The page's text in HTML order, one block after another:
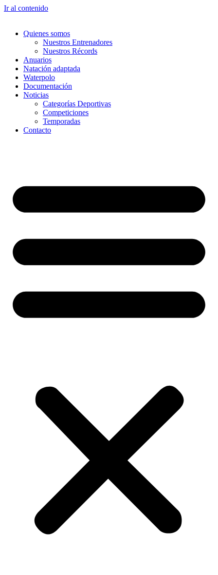
Ir al contenido
Quienes somos
Nuestros Entrenadores
Nuestros Récords
Anuarios
Natación adaptada
Waterpolo
Documentación
Noticias
Categorías Deportivas
Competiciones
Temporadas
Contacto